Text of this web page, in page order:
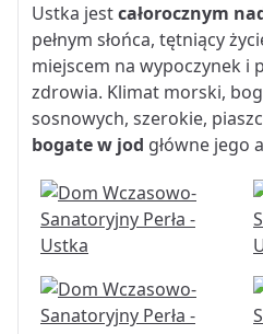
Ustka jestcałorocznym
pełnym słońca, tętniący
miejscem na wypoczynek i
zdrowia. Klimat morski,
sosnowych, szerokie,
bogate w jod główne jego